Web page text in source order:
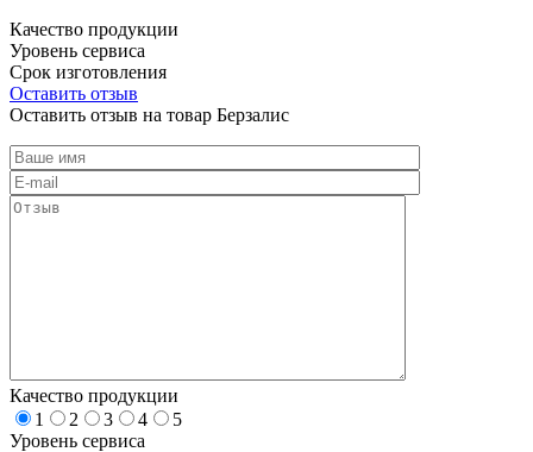
Качество продукции
Уровень сервиса
Срок изготовления
Оставить отзыв
Оставить отзыв на товар Берзалис
Качество продукции
1
2 3 4
5
Уровень сервиса